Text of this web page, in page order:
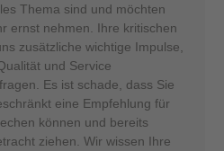
Thema sind und möchten
ernst nehmen. Ihre kritischen
zusätzliche wichtige Impulse,
und Service
Es ist schade, dass Sie
eine Empfehlung für
können und bereits
ziehen. Wir wissen Ihre